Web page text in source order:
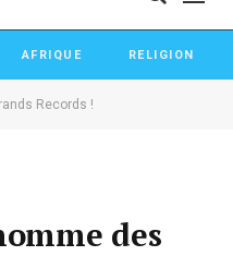
AFRIQUE RELIGION
Records !
des